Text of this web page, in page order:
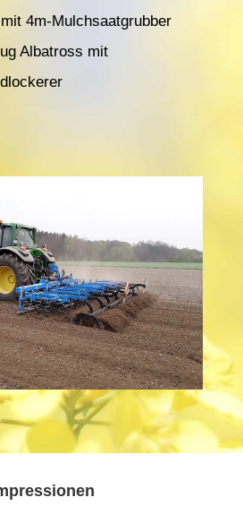
4m-Mulchsaatgrubber
Albatross mit